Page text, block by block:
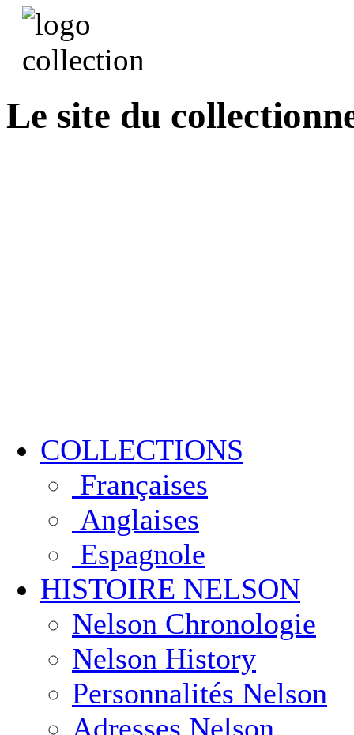
Le site du
COLLECTIONS
Françaises
Anglaises
Espagnole
HISTOIRE NELSON
Nelson Chronologie
Nelson History
Personnalités Nelson
Adresses Nelson